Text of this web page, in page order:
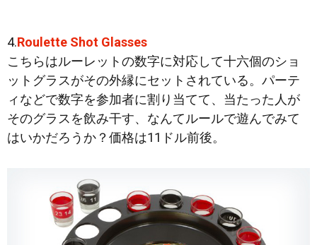
4.Roulette Shot Glasses
こちらはルーレットの数字に対応して十六個のショ
ットグラスがその外縁にセットされている。パーテ
ィなどで数字を参加者に割り当てて、当たった人が
そのグラスを飲み干す、なんてルールで遊んでみて
はいかだろうか？価格は11ドル前後。